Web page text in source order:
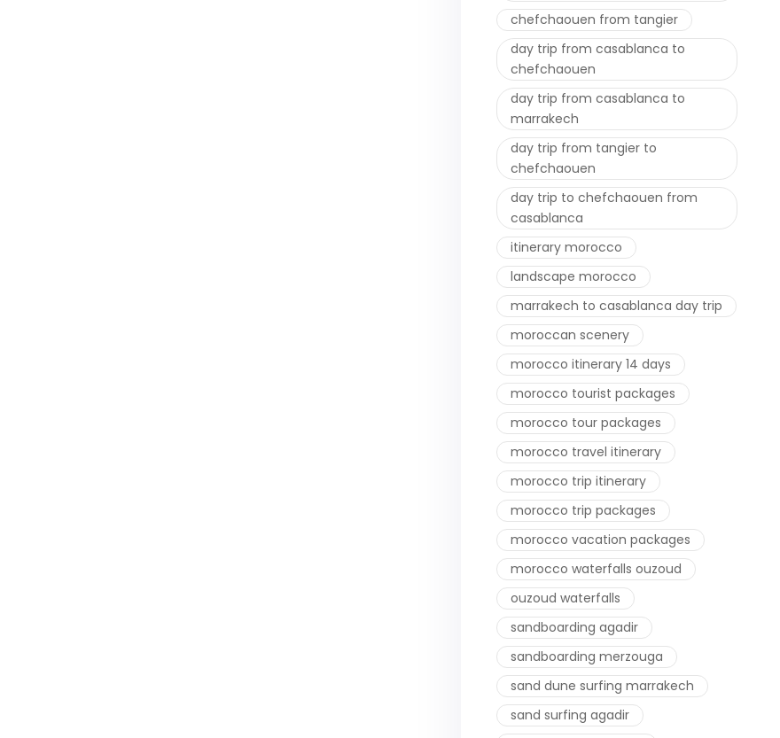
chefchaouen from tangier
day trip from casablanca to
chefchaouen
day trip from casablanca to
marrakech
day trip from tangier to
chefchaouen
day trip to chefchaouen from
casablanca
itinerary morocco
landscape morocco
marrakech to casablanca day trip
moroccan scenery
morocco itinerary 14 days
morocco tourist packages
morocco tour packages
morocco travel itinerary
morocco trip itinerary
morocco trip packages
morocco vacation packages
morocco waterfalls ouzoud
ouzoud waterfalls
sandboarding agadir
sandboarding merzouga
sand dune surfing marrakech
sand surfing agadir